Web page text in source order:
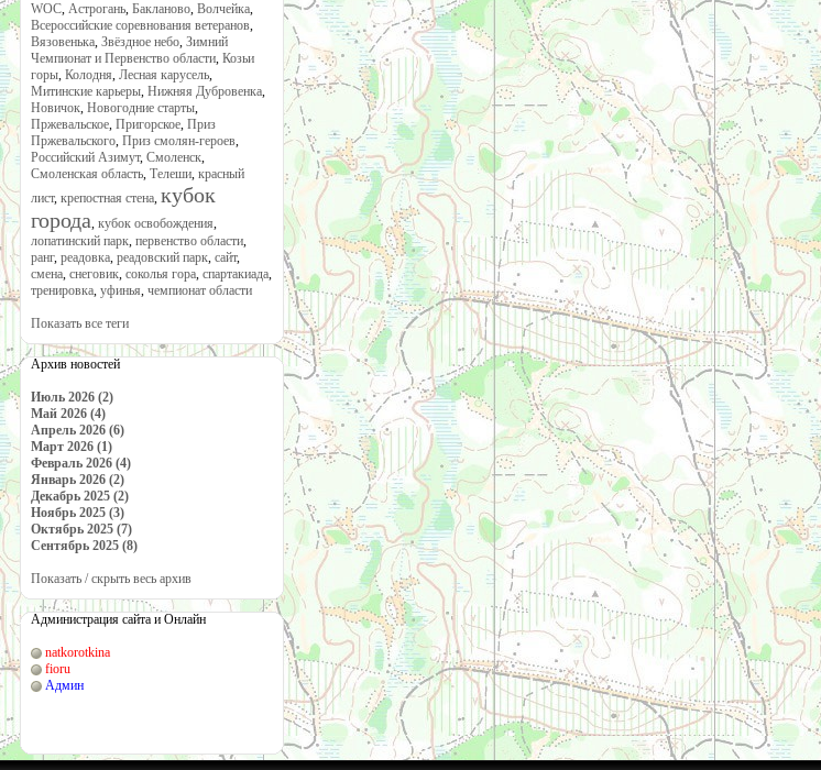
WOC, Астрогань, Бакланово, Волчейка,
Всероссийские соревнования ветеранов,
Вязовенька, Звёздное небо, Зимний
Чемпионат и Первенство области, Козьи
горы, Колодня, Лесная карусель,
Митинские карьеры, Нижняя Дубровенка,
Новичок, Новогодние старты,
Пржевальское, Пригорское, Приз
Пржевальского, Приз смолян-героев,
Российский Азимут, Смоленск,
Смоленская область, Телеши, красный
лист, крепостная стена, кубок
города, кубок освобождения,
лопатинский парк, первенство области,
ранг, реадовка, реадовский парк, сайт,
смена, снеговик, соколья гора, спартакиада,
тренировка, уфинья, чемпионат области
Показать все теги
Архив новостей
Июль 2026 (2)
Май 2026 (4)
Апрель 2026 (6)
Март 2026 (1)
Февраль 2026 (4)
Январь 2026 (2)
Декабрь 2025 (2)
Ноябрь 2025 (3)
Октябрь 2025 (7)
Сентябрь 2025 (8)
Показать / скрыть весь архив
Администрация сайта и Онлайн
natkorotkina
fioru
Админ